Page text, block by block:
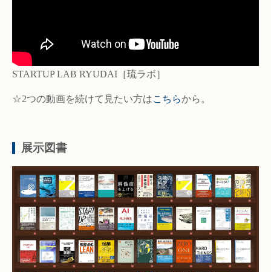
STARTUP LAB RYUDAI［琉ラボ］
☆2つの動画を続けて見たい方はこちらから。
展示図書